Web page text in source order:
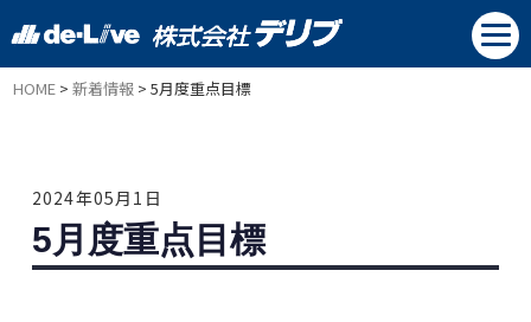
HOME >新着情報 >5月度重点目標
2024年05月1日
5月度重点目標